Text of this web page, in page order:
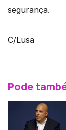
segurança.
C/Lusa
Pode